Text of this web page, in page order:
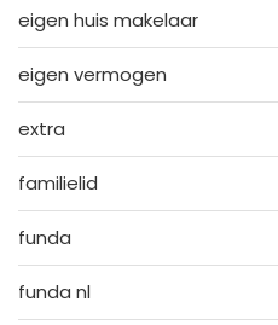
eigen huis makelaar
eigen vermogen
extra
familielid
funda
funda nl